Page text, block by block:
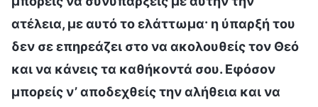
ατέλεια, με αυτό το ελάττωμα· η ύπαρξή του
δεν σε επηρεάζει στο να ακολουθείς τον Θεό
και να κάνεις τα καθήκοντά σου. Εφόσον
μπορείς ν’ αποδεχθείς την αλήθεια και να